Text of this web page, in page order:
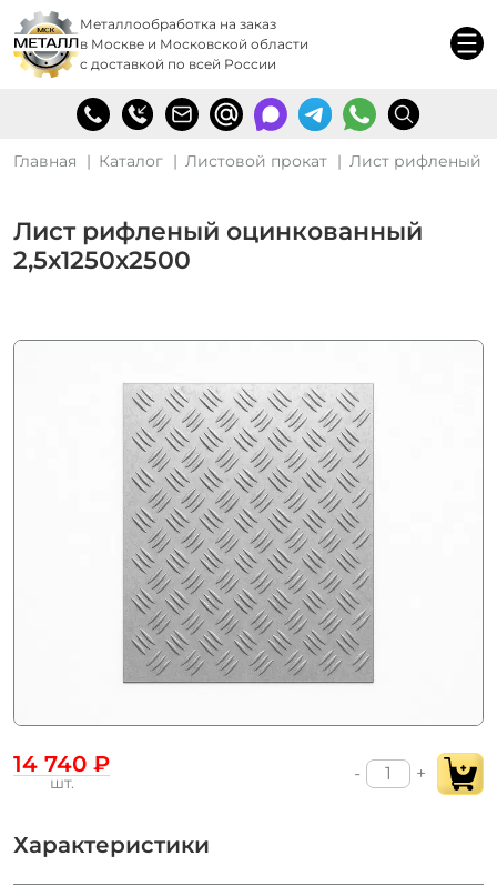
Металлообработка на заказ
в Москве и Московской области
с доставкой по всей России
Главная Каталог Листовой прокат Лист рифленый
Лист рифленый оцинкованный
2,5х1250х2500
14 740 ₽
шт. - +
Характеристики